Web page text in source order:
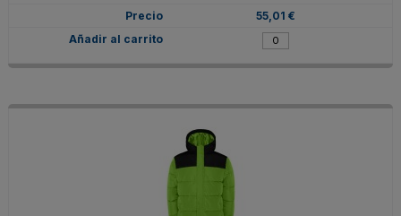
55,01 €